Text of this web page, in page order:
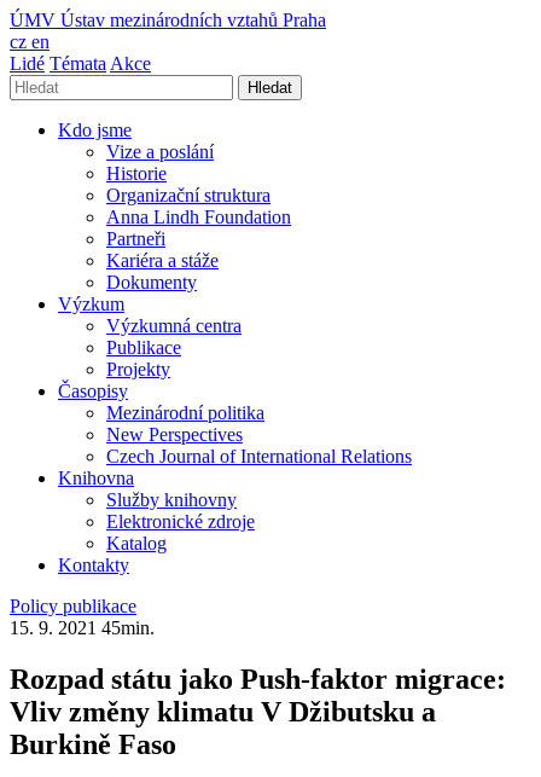
ÚMV Ústav mezinárodních vztahů Praha
cz en
Lidé Témata Akce
Hledat
Kdo jsme
Vize a poslání
Historie
Organizační struktura
Anna Lindh Foundation
Partneři
Kariéra a stáže
Dokumenty
Výzkum
Výzkumná centra
Publikace
Projekty
Časopisy
Mezinárodní politika
New Perspectives
Czech Journal of International Relations
Knihovna
Služby knihovny
Elektronické zdroje
Katalog
Kontakty
Policy publikace
15. 9. 2021 45min.
Rozpad státu jako Push-faktor migrace:
Vliv změny klimatu V Džibutsku a
Burkině Faso